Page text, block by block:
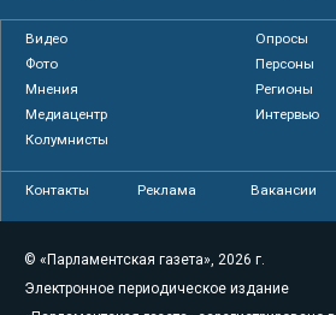
Видео
Опросы
Фото
Персоны
Мнения
Регионы
Медиацентр
Интервью
Колумнисты
Контакты Реклама Вакансии
© «Парламентская газета», 2026 г.
Электронное периодическое издание